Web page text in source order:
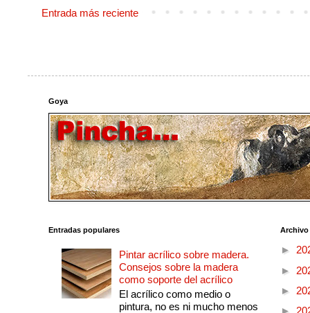
Entrada más reciente
Goya
Entradas populares
Pintar acrílico sobre madera.
Consejos sobre la madera
como soporte del acrílico
El acrílico como medio o
pintura, no es ni mucho menos
►
►
►